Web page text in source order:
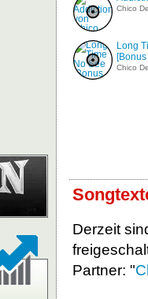
Chico
Long
Chico
Derzeit
Partner: "